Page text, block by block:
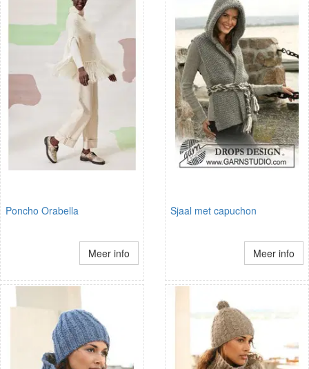
Poncho Orabella
Meer info
Sjaal met capuchon
Meer info